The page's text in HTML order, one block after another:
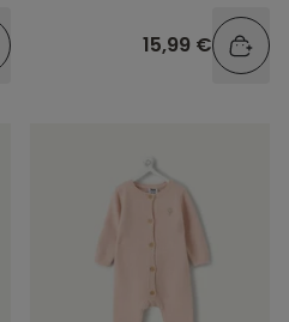
15,99 €